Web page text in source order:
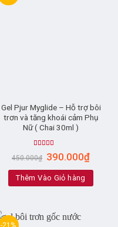
Gel Pjur Myglide – Hỗ trợ bôi
trơn và tăng khoái cảm Phụ
Nữ ( Chai 30ml )
Rated5.00
out of 5
450.000₫ 390.000₫
Thêm Vào Giỏ hàng
-21%